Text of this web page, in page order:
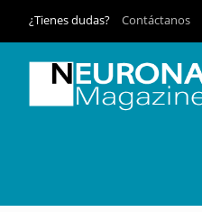
¿Tienes dudas? Contáctanos